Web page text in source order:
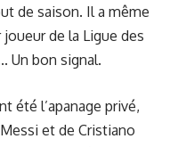
de saison. Il a même
de la Ligue des
Un bon signal.
été l’apanage privé,
et de Cristiano